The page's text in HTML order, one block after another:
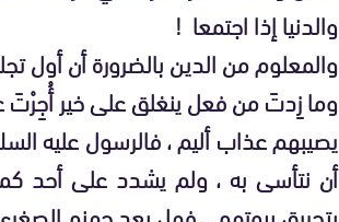
والدنيا إذا اجتمعا !
والمعلوم من الدين بالضرورة أن أول
وما زِدتَ من فعل ينغلق على خير أُجِرْتَ
يصيبهم عذاب أليم ، فالرسول عليه
أن نتأسى به ، ولم يشدد على أحد